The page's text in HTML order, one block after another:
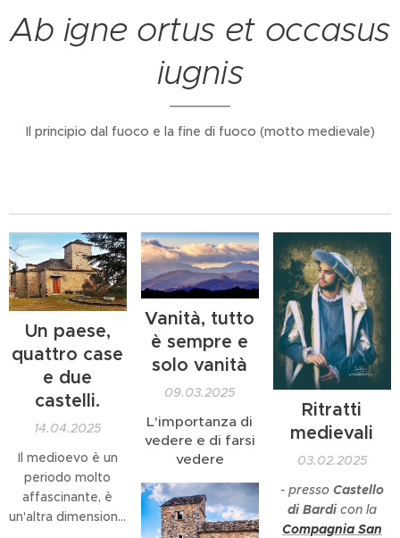
Ab igne ortus et occasus
iugnis
Il principio dal fuoco e la fine di fuoco (motto medievale)
Un paese,
quattro case
e due
castelli.
14.04.2025
Il medioevo è un
periodo molto
affascinante, è
un'altra dimensione
Vanità, tutto
è sempre e
solo vanità
09.03.2025
L'importanza di
vedere e di farsi
vedere
Ritratti
medievali
03.02.2025
- presso Castello
di Bardicon la
Compagnia San